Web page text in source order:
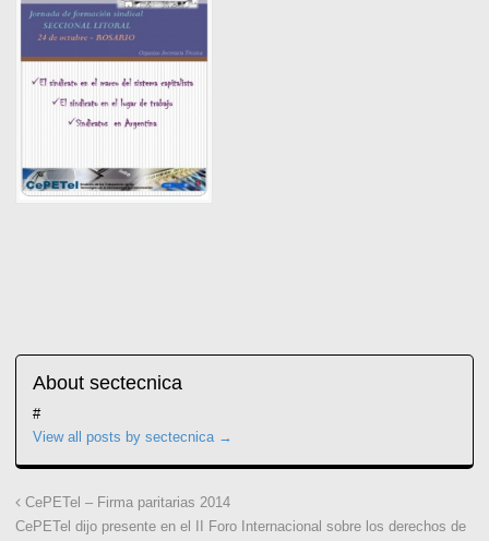
About sectecnica
#
View all posts by sectecnica →
CePETel – Firma paritarias 2014
CePETel dijo presente en el II Foro Internacional sobre los derechos de